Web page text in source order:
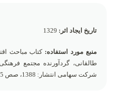
تاریخ ایجاد اثر: 1329
منبع مورد استفاده: کتاب مباحث
طالقانی، گردآورنده مجتمع
شرکت سهامی انتشار: 1388، صص 165 تا 204